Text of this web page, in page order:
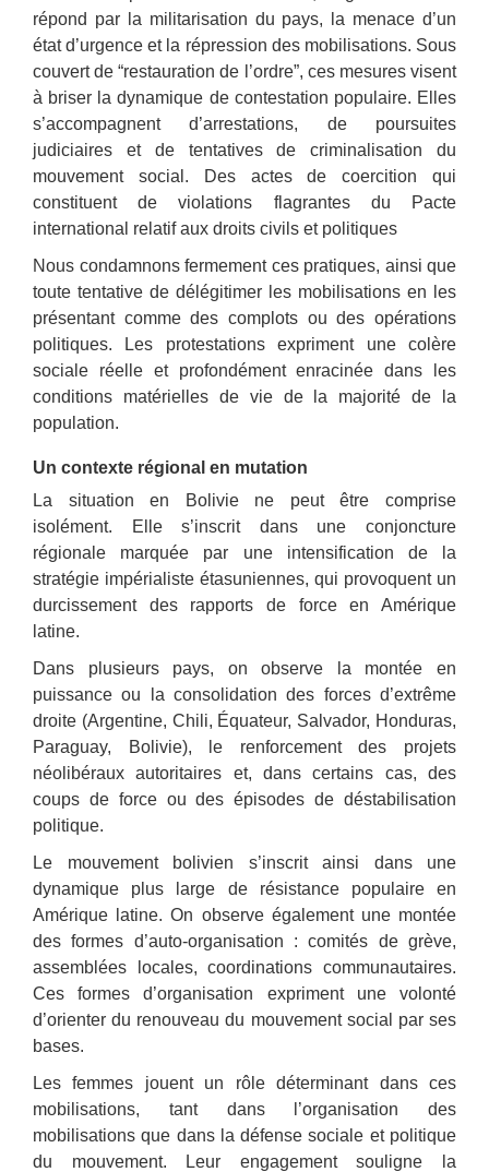
répond par la militarisation du pays, la menace d’un
état d’urgence et la répression des mobilisations. Sous
couvert de “restauration de l’ordre”, ces mesures visent
à briser la dynamique de contestation populaire. Elles
s’accompagnent d’arrestations, de poursuites
judiciaires et de tentatives de criminalisation du
mouvement social. Des actes de coercition qui
constituent de violations flagrantes du Pacte
international relatif aux droits civils et politiques
Nous condamnons fermement ces pratiques, ainsi que
toute tentative de délégitimer les mobilisations en les
présentant comme des complots ou des opérations
politiques. Les protestations expriment une colère
sociale réelle et profondément enracinée dans les
conditions matérielles de vie de la majorité de la
population.
Un contexte régional en mutation
La situation en Bolivie ne peut être comprise
isolément. Elle s’inscrit dans une conjoncture
régionale marquée par une intensification de la
stratégie impérialiste étasuniennes, qui provoquent un
durcissement des rapports de force en Amérique
latine.
Dans plusieurs pays, on observe la montée en
puissance ou la consolidation des forces d’extrême
droite (Argentine, Chili, Équateur, Salvador, Honduras,
Paraguay, Bolivie), le renforcement des projets
néolibéraux autoritaires et, dans certains cas, des
coups de force ou des épisodes de déstabilisation
politique.
Le mouvement bolivien s’inscrit ainsi dans une
dynamique plus large de résistance populaire en
Amérique latine. On observe également une montée
des formes d’auto-organisation : comités de grève,
assemblées locales, coordinations communautaires.
Ces formes d’organisation expriment une volonté
d’orienter du renouveau du mouvement social par ses
bases.
Les femmes jouent un rôle déterminant dans ces
mobilisations, tant dans l’organisation des
mobilisations que dans la défense sociale et politique
du mouvement. Leur engagement souligne la